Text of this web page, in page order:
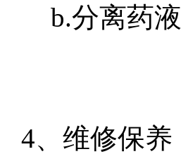
b.分离药
4、维修保养